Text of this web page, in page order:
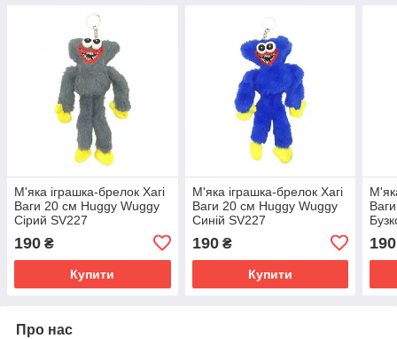
М'яка іграшка-брелок Хагі
Ваги 20 см Huggy Wuggy
Сірий SV227
190 ₴
Купити
М'яка іграшка-брелок Хагі
Ваги 20 см Huggy Wuggy
Синій SV227
190₴
Купити
190
Про нас